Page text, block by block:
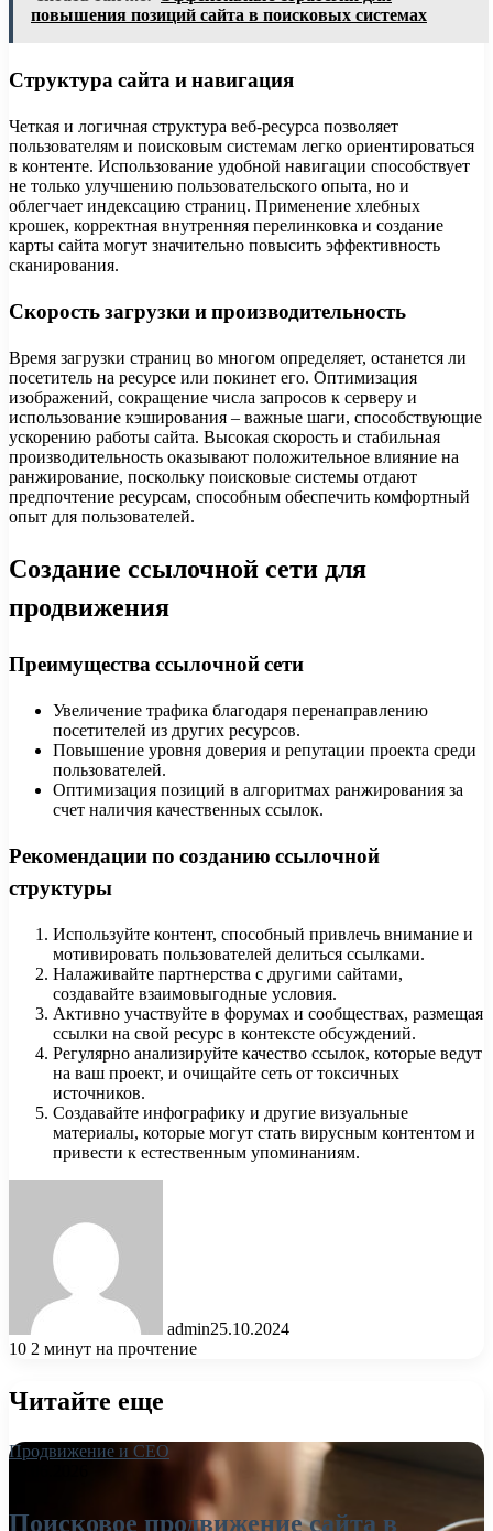
повышения позиций сайта в поисковых системах
Структура сайта и навигация
Четкая и логичная структура веб-ресурса позволяет
пользователям и поисковым системам легко ориентироваться
в контенте. Использование удобной навигации способствует
не только улучшению пользовательского опыта, но и
облегчает индексацию страниц. Применение хлебных
крошек, корректная внутренняя перелинковка и создание
карты сайта могут значительно повысить эффективность
сканирования.
Скорость загрузки и производительность
Время загрузки страниц во многом определяет, останется ли
посетитель на ресурсе или покинет его. Оптимизация
изображений, сокращение числа запросов к серверу и
использование кэширования – важные шаги, способствующие
ускорению работы сайта. Высокая скорость и стабильная
производительность оказывают положительное влияние на
ранжирование, поскольку поисковые системы отдают
предпочтение ресурсам, способным обеспечить комфортный
опыт для пользователей.
Создание ссылочной сети для
продвижения
Преимущества ссылочной сети
Увеличение трафика благодаря перенаправлению
посетителей из других ресурсов.
Повышение уровня доверия и репутации проекта среди
пользователей.
Оптимизация позиций в алгоритмах ранжирования за
счет наличия качественных ссылок.
Рекомендации по созданию ссылочной
структуры
Используйте контент, способный привлечь внимание и
мотивировать пользователей делиться ссылками.
Налаживайте партнерства с другими сайтами,
создавайте взаимовыгодные условия.
Активно участвуйте в форумах и сообществах, размещая
ссылки на свой ресурс в контексте обсуждений.
Регулярно анализируйте качество ссылок, которые ведут
на ваш проект, и очищайте сеть от токсичных
источников.
Создавайте инфографику и другие визуальные
материалы, которые могут стать вирусным контентом и
привести к естественным упоминаниям.
admin25.10.2024
10 2 минут на прочтение
Читайте еще
Продвижение и СЕО
Поисковое продвижение сайта в